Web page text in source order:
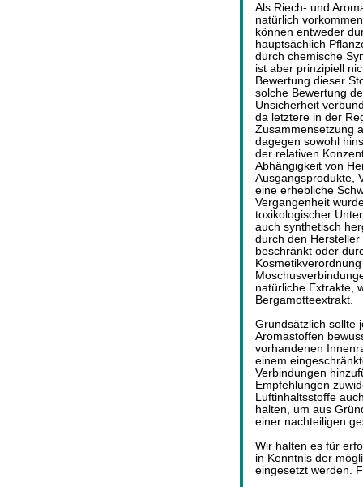
Als Riech- und
natürlich
können entweder
hauptsächlich
durch chemische
ist aber prinzipiell
Bewertung dieser
solche Bewertung
Unsicherheit
da letztere in der
Zusammensetzung
dagegen sowohl
der relativen
Abhängigkeit von
Ausgangsprodukte,
eine erhebliche
Vergangenheit
toxikologischer
auch synthetisch
durch den
beschränkt oder
natürliche Extrakte,
Bergamotteextrakt.
Grundsätzlich sollte
Aromastoffen
vorhandenen
einem
Verbindungen
Empfehlungen
Luftinhaltsstoffe
halten, um aus
einer nachteiligen
Wir halten es für
in Kenntnis der
eingesetzt werden.